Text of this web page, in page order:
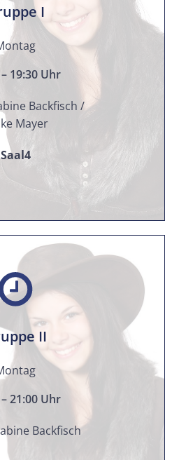
I
19:30Uhr
Backfisch /
Mayer
Saal4
II
21:00Uhr
Backfisch